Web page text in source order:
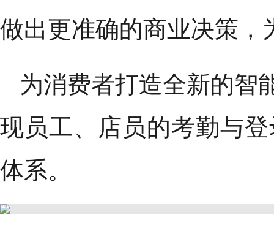
做出更准确的商业决策，
为消费者打造全新的智
现员工、店员的考勤与
体系。